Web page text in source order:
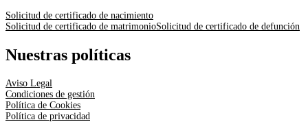
Solicitud de certificado de nacimiento
Solicitud de certificado de matrimonioSolicitud de certificado de defunción
Nuestras políticas
Aviso Legal
Condiciones de gestión
Política de Cookies
Política de privacidad